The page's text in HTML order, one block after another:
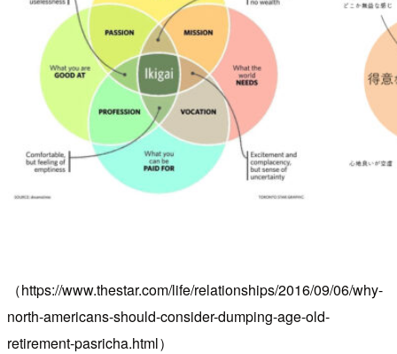
（https://www.thestar.com/life/relationships/2016/09/06/why-
north-americans-should-consider-dumping-age-old-
retirement-pasricha.html）